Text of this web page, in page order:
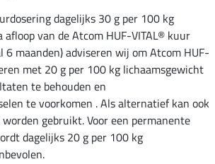
dagelijks 30 g per 100 kg
afloop van de Atcom HUF-VITAL® kuur
6 maanden) adviseren wij om Atcom HUF-
met 20 g per 100 kg lichaamsgewicht
te behouden en
te voorkomen . Als alternatief kan ook
worden gebruikt. Voor een permanente
dagelijks 20 g per 100 kg